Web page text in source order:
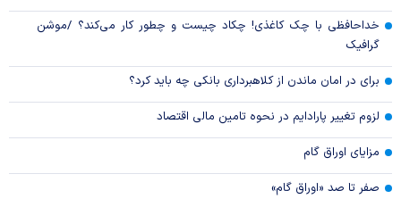
خداحافظی با چک کاغذی! چکاد چیست و چطور کار می‌کند؟ /موشن
گرافیک
برای در امان ماندن از کلاهبرداری بانکی چه باید کرد؟
لزوم تغییر پارادایم در نحوه تامین مالی اقتصاد
مزایای اوراق گام
صفر تا صد «اوراق گام»